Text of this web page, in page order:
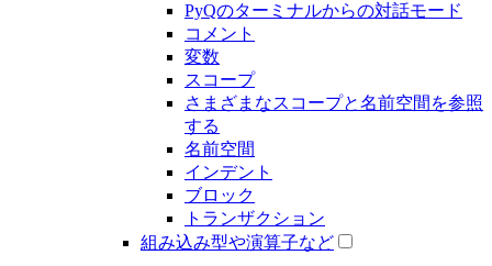
PyQのターミナルからの対話モード
コメント
変数
スコープ
さまざまなスコープと名前空間を参照
する
名前空間
インデント
ブロック
トランザクション
組み込み型や演算子など